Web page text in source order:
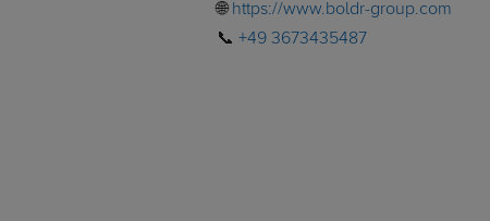
🌐 https://www.boldr-group.com
📞 +49 3673435487